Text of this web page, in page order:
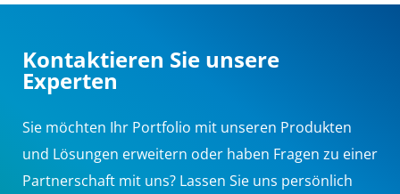
Kontaktieren Sie unsere
Experten
Sie möchten Ihr Portfolio mit unseren Produkten
und Lösungen erweitern oder haben Fragen zu einer
Partnerschaft mit uns? Lassen Sie uns persönlich